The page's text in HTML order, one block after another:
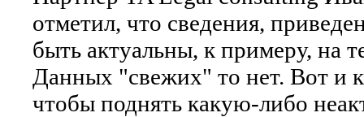
отметил, что сведения,
быть актуальны, к примеру, на
Данных "свежих" то нет. Вот и
чтобы поднять какую-либо